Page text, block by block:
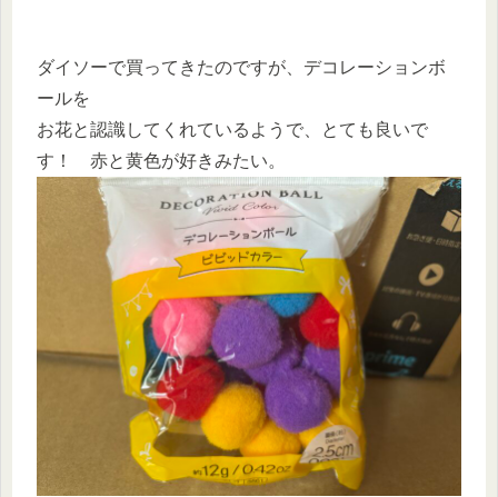
ダイソーで買ってきたのですが、デコレーションボ
ールを
お花と認識してくれているようで、とても良いで
す！ 赤と黄色が好きみたい。